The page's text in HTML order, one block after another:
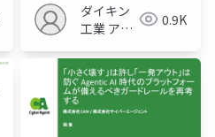
ダイキン
工業 アジ
製センタ
ー
0.9K